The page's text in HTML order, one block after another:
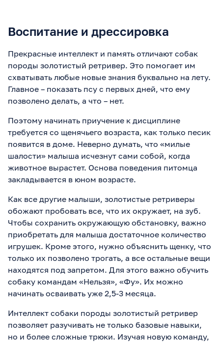
Воспитание и дрессировка
Прекрасные интеллект и память отличают собак
породы золотистый ретривер. Это помогает им
схватывать любые новые знания буквально на лету.
Главное – показать псу с первых дней, что ему
позволено делать, а что – нет.
Поэтому начинать приучение к дисциплине
требуется со щенячьего возраста, как только песик
появится в доме. Неверно думать, что «милые
шалости» малыша исчезнут сами собой, когда
животное вырастет. Основа поведения питомца
закладывается в юном возрасте.
Как все другие малыши, золотистые ретриверы
обожают пробовать все, что их окружает, на зуб.
Чтобы сохранить окружающую обстановку, важно
приобретать для малыша достаточное количество
игрушек. Кроме этого, нужно объяснить щенку, что
только их позволено трогать, а все остальные вещи
находятся под запретом. Для этого важно обучить
собаку командам «Нельзя», «Фу». Их можно
начинать осваивать уже 2,5-3 месяца.
Интеллект собаки породы золотистый ретривер
позволяет разучивать не только базовые навыки,
но и более сложные трюки. Изучая новую команду,